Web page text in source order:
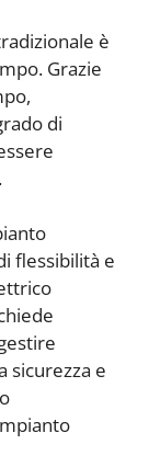
è
Grazie
di
flessibilità e
sicurezza e